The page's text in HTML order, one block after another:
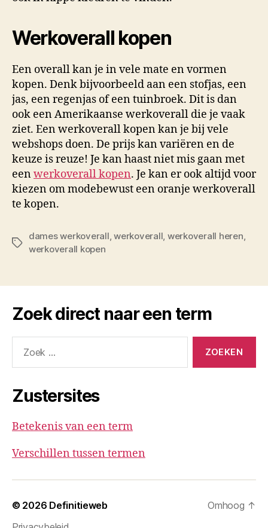
Werkoverall kopen
Een overall kan je in vele mate en vormen
kopen. Denk bijvoorbeeld aan een stofjas, een
jas, een regenjas of een tuinbroek. Dit is dan
ook een Amerikaanse werkoverall die je vaak
ziet. Een werkoverall kopen kan je bij vele
webshops doen. De prijs kan variëren en de
keuze is reuze! Je kan haast niet mis gaan met
eenwerkoverall kopen. Je kan er ook altijd voor
kiezen om modebewust een oranje werkoverall
te kopen.
Tags
dames werkoverall ,werkoverall werkoverall heren
werkoverall kopen
Zoek direct naar een term
naar:
Zustersites
Betekenis van een term
Verschillen tussen termen
© 2026 Definitieweb
Omhoog ↑